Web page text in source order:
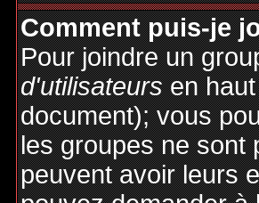
Comment puis-je
Pour joindre un
d'utilisateursen haut
document); vous
les groupes ne sont
peuvent avoir leurs